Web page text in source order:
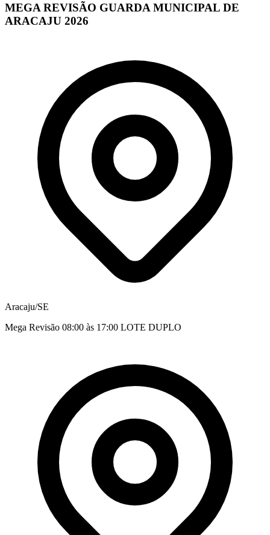
MEGA REVISÃO GUARDA MUNICIPAL DE
ARACAJU 2026
Aracaju/SE
Mega Revisão 08:00 às 17:00 LOTE DUPLO